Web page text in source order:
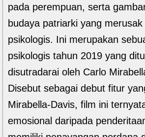
pada perempuan, serta
budaya patriarki yang
psikologis. Ini merupakan
psikologis tahun 2019 yang
disutradarai oleh Carlo
Disebut sebagai debut fitur
Mirabella-Davis, film ini
emosional daripada